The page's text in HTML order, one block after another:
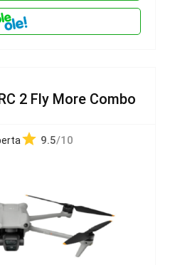
2 Fly More Combo
9.5/10